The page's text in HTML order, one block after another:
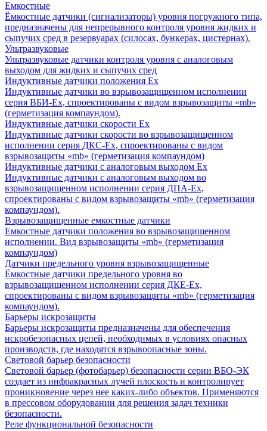
Емкостные
Ёмкостные датчики (сигнализаторы) уровня погружного типа,
предназначены для непрерывного контроля уровня жидких и
сыпучих сред в резервуарах (силосах, бункерах, цистернах).
Ультразвуковые
Ультразвуковые датчики контроля уровня с аналоговым
выходом для жидких и сыпучих сред
Индуктивные датчики положения Ех
Индуктивные датчики во взрывозащищенном исполнении
серия ВБИ-Ех, спроектированы с видом взрывозащиты «mb»
(герметизация компаундом).
Индуктивные датчики скорости Ех
Индуктивные датчики скорости во взрывозащищенном
исполнении серия ДКС-Ех, спроектированы с видом
взрывозащиты «mb» (герметизация компаундом)
Индуктивные датчики с аналоговым выходом Ех
Индуктивные датчики с аналоговым выходом во
взрывозащищенном исполнении серия ДПА-Ех,
спроектированы с видом взрывозащиты «mb» (герметизация
компаундом).
Взрывозащищенные емкостные датчики
Емкостные датчики положения во взрывозащищенном
исполнении. Вид взрывозащиты «mb» (герметизация
компаундом)
Датчики предельного уровня взрывозащищенные
Ёмкостные датчики предельного уровня во
взрывозащищенном исполнении серия ДКЕ-Ех,
спроектированы с видом взрывозащиты «mb» (герметизация
компаундом).
Барьеры искрозащиты
Барьеры искрозащиты предназначены для обеспечения
искробезопасных цепей, необходимых в условиях опасных
производств, где находятся взрывоопасные зоны.
Световой барьер безопасности
Световой барьер (фотобарьер) безопасности серии ВБО-ЭК
создает из инфракрасных лучей плоскость и контролирует
проникновение через нее каких-либо объектов. Применяются
в прессовом оборудовании для решения задач техники
безопасности.
Реле функциональной безопасности